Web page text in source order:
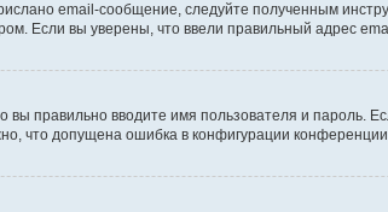
email-сообщение, следуйте полученным
Если вы уверены, что ввели правильный адрес
вы правильно вводите имя пользователя и пароль.
что допущена ошибка в конфигурации